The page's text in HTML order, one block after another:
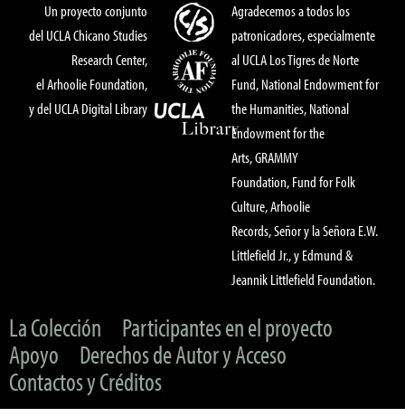
Un proyecto conjunto
del UCLA Chicano Studies
Research Center,
el Arhoolie Foundation,
y del UCLA Digital Library
Agradecemos a todos los
patronicadores, especialmente
al UCLA Los Tigres de Norte
Fund, National Endowment for
the Humanities, National
Endowment for the
Arts, GRAMMY
Foundation, Fund for Folk
Culture, Arhoolie
Records, Señor y la Señora E.W.
Littlefield Jr., y Edmund &
Jeannik Littlefield Foundation.
La Colección
Participantes en el proyecto
Apoyo
Derechos de Autor y Acceso
Contactos y Créditos